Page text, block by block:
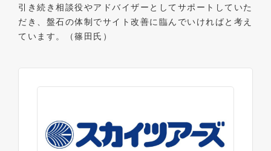
引き続き相談役やアドバイザーとしてサポートしていた
だき、盤石の体制でサイト改善に臨んでいければと考え
ています。（篠田氏）